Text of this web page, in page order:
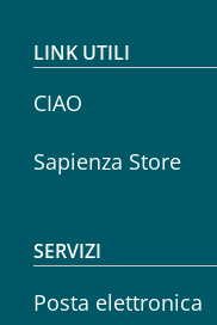
LINK UTILI
CIAO
Sapienza Store
SERVIZI
Posta elettronica